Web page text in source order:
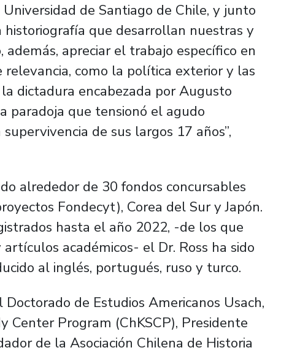
de Santiago de Chile, y junto
que desarrollan nuestras y
además, apreciar el trabajo específico en
como la política exterior y las
dictadura encabezada por Augusto
paradoja que tensionó el agudo
de sus largos 17 años”,
alrededor de 30 fondos concursables
Fondecyt), Corea del Sur y Japón.
hasta el año 2022, -de los que
académicos- el Dr. Ross ha sido
al inglés, portugués, ruso y turco.
de Estudios Americanos Usach,
Center Program (ChKSCP), Presidente
de la Asociación Chilena de Historia